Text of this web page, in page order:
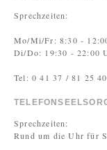
Sprechzeiten:
Mo/Mi/Fr: 8:30 -
Di/Do: 19:30 - 22:00
Tel: 0 41 37 / 81 25 40
Sprechzeiten:
Rund um die Uhr für